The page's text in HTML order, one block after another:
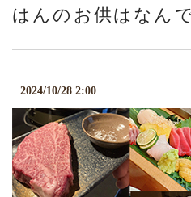
はんのお供はなん
2024/10/28 2:00